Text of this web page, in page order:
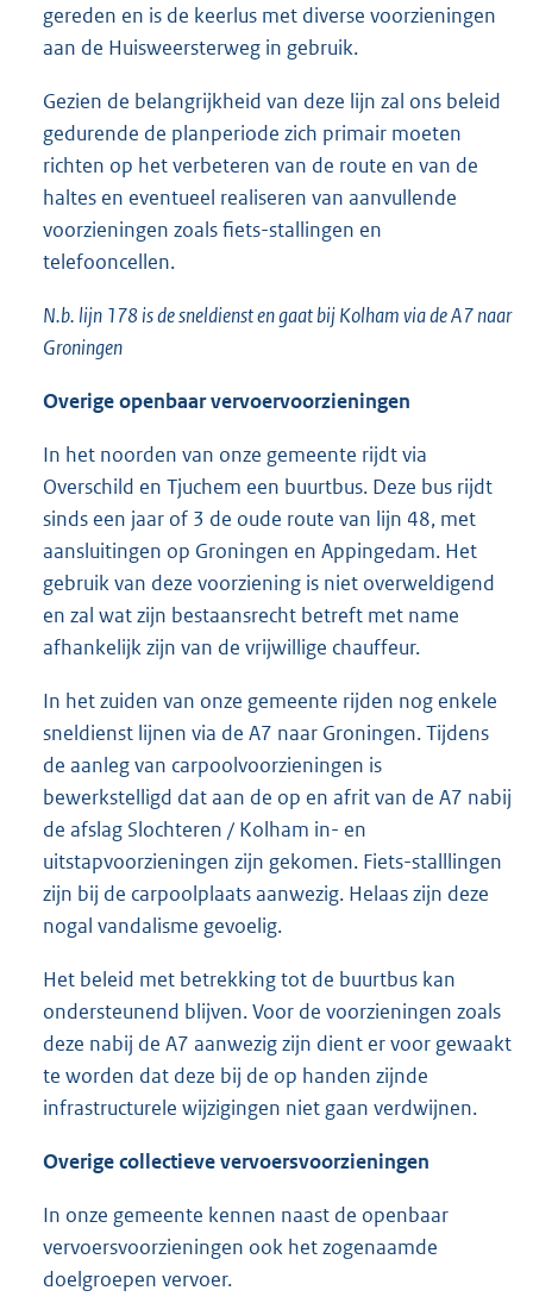
gereden en is de keerlus met diverse voorzieningen
aan de Huisweersterweg in gebruik.
Gezien de belangrijkheid van deze lijn zal ons beleid
gedurende de planperiode zich primair moeten
richten op het verbeteren van de route en van de
haltes en eventueel realiseren van aanvullende
voorzieningen zoals fiets-stallingen en
telefooncellen.
N.b. lijn 178 is de sneldienst en gaat bij Kolham via de A7 naar
Groningen
Overige openbaar vervoervoorzieningen
In het noorden van onze gemeente rijdt via
Overschild en Tjuchem een buurtbus. Deze bus rijdt
sinds een jaar of 3 de oude route van lijn 48, met
aansluitingen op Groningen en Appingedam. Het
gebruik van deze voorziening is niet overweldigend
en zal wat zijn bestaansrecht betreft met name
afhankelijk zijn van de vrijwillige chauffeur.
In het zuiden van onze gemeente rijden nog enkele
sneldienst lijnen via de A7 naar Groningen. Tijdens
de aanleg van carpoolvoorzieningen is
bewerkstelligd dat aan de op en afrit van de A7 nabij
de afslag Slochteren / Kolham in- en
uitstapvoorzieningen zijn gekomen. Fiets-stalllingen
zijn bij de carpoolplaats aanwezig. Helaas zijn deze
nogal vandalisme gevoelig.
Het beleid met betrekking tot de buurtbus kan
ondersteunend blijven. Voor de voorzieningen zoals
deze nabij de A7 aanwezig zijn dient er voor gewaakt
te worden dat deze bij de op handen zijnde
infrastructurele wijzigingen niet gaan verdwijnen.
Overige collectieve vervoersvoorzieningen
In onze gemeente kennen naast de openbaar
vervoersvoorzieningen ook het zogenaamde
doelgroepen vervoer.